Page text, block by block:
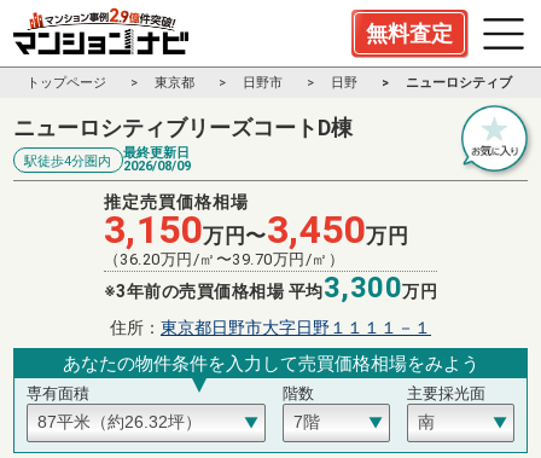
無料査定
トップページ 東京都 日野市 日野 ニューロシティブリ
ニューロシティブリーズコートD棟
駅徒歩4分圏内
最終更新日
2026/08/09
推定売買価格相場
3,150万円〜3,450万円
（ 36.20万円/㎡〜39.70万円/㎡）
※3年前の売買価格相場 平均3,300万円
住所： 東京都日野市大字日野１１１１－１
あなたの物件条件を入力して売買価格相場をみよう
専有面積 階数 主要採光面